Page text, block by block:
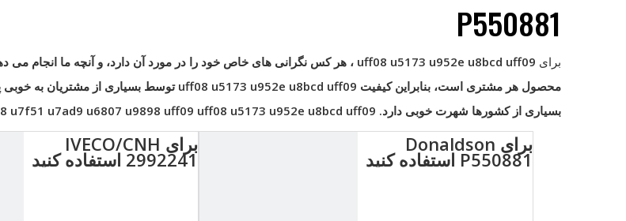
P550881
برای uff08 u5173 u952e u8bcd uff09 ، هر کس نگرانی های خاص خود را در مورد آن دارد، و آنچه ما انجام می
محصول هر مشتری است، بنابراین کیفیت uff08 u5173 u952e u8bcd uff09 توسط بسیاری از مشتریان به خوبی
بسیاری از کشورها شهرت خوبی دارد.
u7f51 u7ad9 u6807 u9898 uff09 uff08 u5173 u952e u8bcd uff09
برای Donaldson
P550881 استفاده کنید
برای IVECO/CNH
2992241 استفاده کنید